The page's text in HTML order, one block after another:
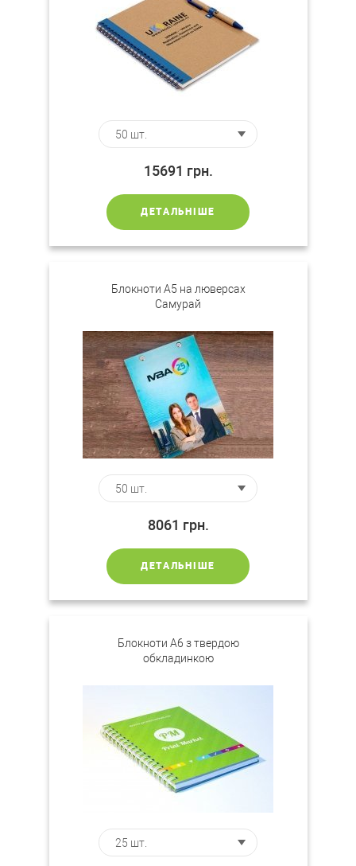
15691 грн.
ДЕТАЛЬНІШЕ
Блокноти А5 на люверсах
Самурай
8061 грн.
ДЕТАЛЬНІШЕ
Блокноти A6 з твердою
обкладинкою